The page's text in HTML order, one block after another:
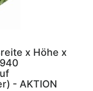
x Höhe x
- AKTION